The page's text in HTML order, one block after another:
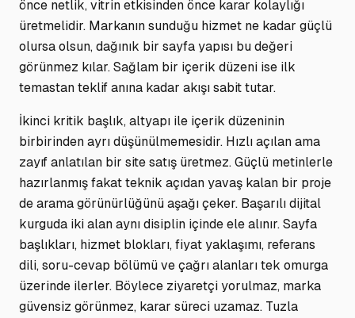
önce netlik, vitrin etkisinden önce karar kolaylığı
üretmelidir. Markanın sunduğu hizmet ne kadar güçlü
olursa olsun, dağınık bir sayfa yapısı bu değeri
görünmez kılar. Sağlam bir içerik düzeni ise ilk
temastan teklif anına kadar akışı sabit tutar.
İkinci kritik başlık, altyapı ile içerik düzeninin
birbirinden ayrı düşünülmemesidir. Hızlı açılan ama
zayıf anlatılan bir site satış üretmez. Güçlü metinlerle
hazırlanmış fakat teknik açıdan yavaş kalan bir proje
de arama görünürlüğünü aşağı çeker. Başarılı dijital
kurguda iki alan aynı disiplin içinde ele alınır. Sayfa
başlıkları, hizmet blokları, fiyat yaklaşımı, referans
dili, soru-cevap bölümü ve çağrı alanları tek omurga
üzerinde ilerler. Böylece ziyaretçi yorulmaz, marka
güvensiz görünmez, karar süreci uzamaz. Tuzla